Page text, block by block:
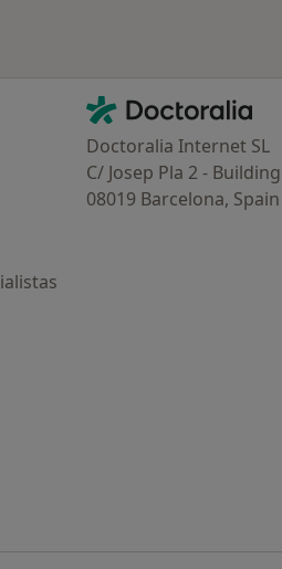
Contacto
Doctoralia - Página de inicio
Doctoralia Internet SL
C/ Josep Pla 2 -
08019 Barcelona, Spain